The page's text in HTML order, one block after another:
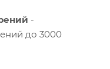
-
до 3000